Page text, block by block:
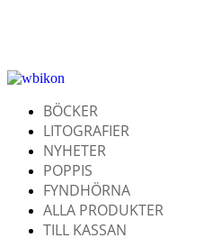
BÖCKER
LITOGRAFIER
NYHETER
POPPIS
FYNDHÖRNA
ALLA PRODUKTER
TILL KASSAN